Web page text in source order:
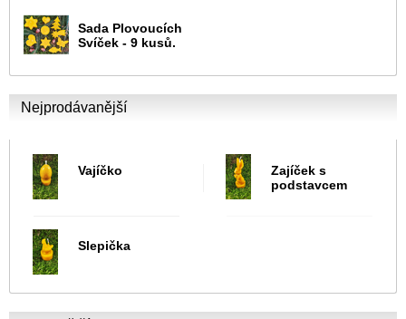
Sada Plovoucích
Svíček - 9 kusů.
Nejprodávanější
Vajíčko
Zajíček s
podstavcem
Slepička